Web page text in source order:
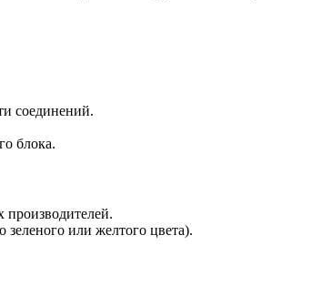
соединений.
блока.
или желтого цвета).